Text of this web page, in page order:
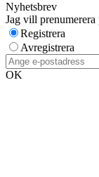
Nyhetsbrev
Jag vill prenumerera
Registrera
Avregistrera
OK